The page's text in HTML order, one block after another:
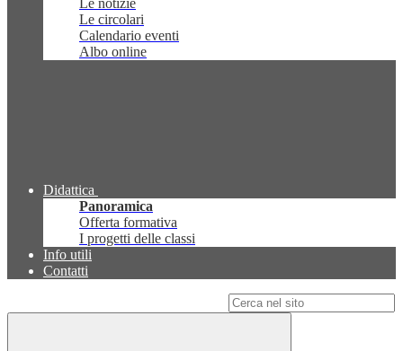
Le notizie
Le circolari
Calendario eventi
Albo online
Didattica
Panoramica
Offerta formativa
I progetti delle classi
Info utili
Contatti